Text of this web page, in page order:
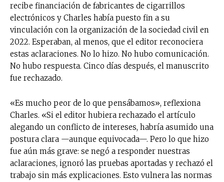
recibe financiación de fabricantes de cigarrillos
electrónicos y Charles había puesto fin a su
vinculación con la organización de la sociedad civil en
2022. Esperaban, al menos, que el editor reconociera
estas aclaraciones. No lo hizo. No hubo comunicación.
No hubo respuesta. Cinco días después, el manuscrito
fue rechazado.
«Es mucho peor de lo que pensábamos», reflexiona
Charles. «Si el editor hubiera rechazado el artículo
alegando un conflicto de intereses, habría asumido una
postura clara —aunque equivocada—. Pero lo que hizo
fue aún más grave: se negó a responder nuestras
aclaraciones, ignoró las pruebas aportadas y rechazó el
trabajo sin más explicaciones. Esto vulnera las normas